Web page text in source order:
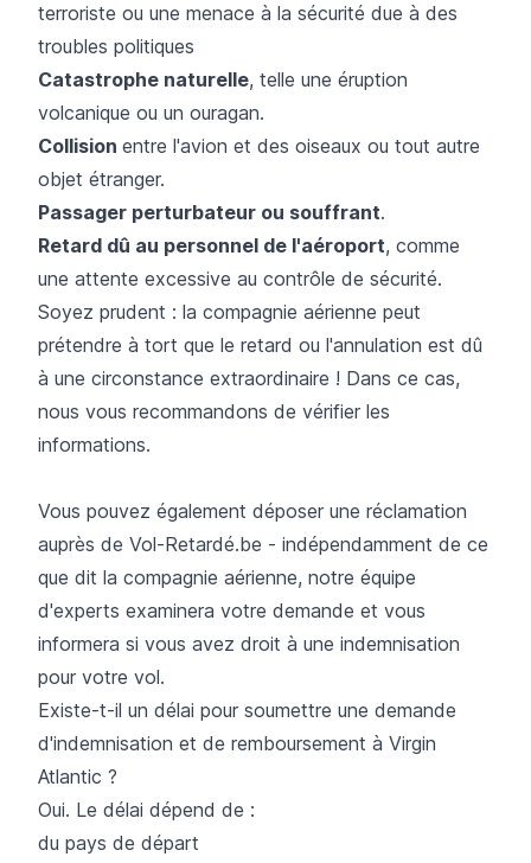
terroriste ou une menace à la sécurité due à des
troubles politiques
Catastrophe naturelle, telle une éruption
volcanique ou un ouragan.
Collision entre l'avion et des oiseaux ou tout autre
objet étranger.
Passager perturbateur ou souffrant.​
Retard dû au personnel de l'aéroport, comme
une attente excessive au contrôle de sécurité.
Soyez prudent : la compagnie aérienne peut
prétendre à tort que le retard ou l'annulation est dû
à une circonstance extraordinaire ! Dans ce cas,
nous vous recommandons de vérifier les
informations.
Vous pouvez également déposer une réclamation
auprès de Vol-Retardé.be - indépendamment de ce
que dit la compagnie aérienne, notre équipe
d'experts examinera votre demande et vous
informera si vous avez droit à une indemnisation
pour votre vol.
Existe-t-il un délai pour soumettre une demande
d'indemnisation et de remboursement à Virgin
Atlantic ?
Oui. Le délai dépend de :
du pays de départ